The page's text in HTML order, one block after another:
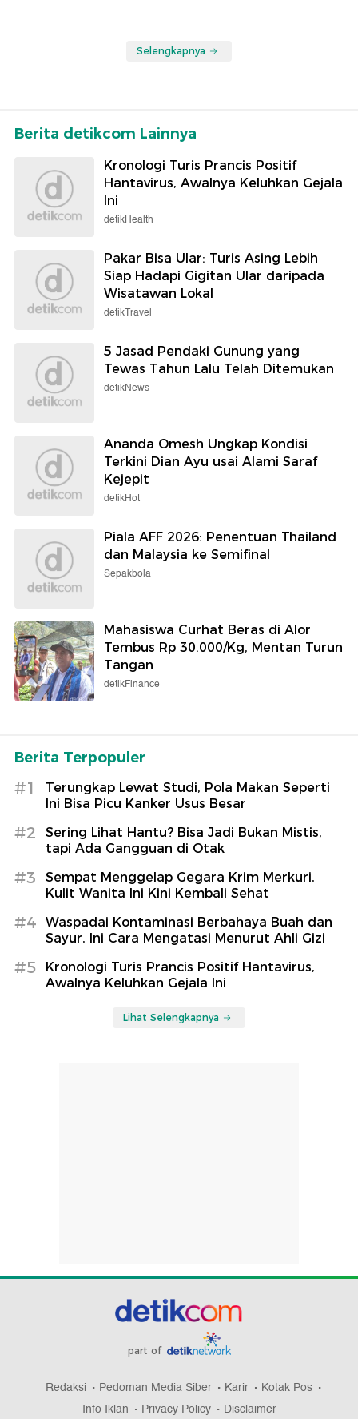
Selengkapnya
Berita detikcom Lainnya
Kronologi Turis Prancis Positif
Hantavirus, Awalnya Keluhkan Gejala
Ini
detikHealth
Pakar Bisa Ular: Turis Asing Lebih
Siap Hadapi Gigitan Ular daripada
Wisatawan Lokal
detikTravel
5 Jasad Pendaki Gunung yang
Tewas Tahun Lalu Telah Ditemukan
detikNews
Ananda Omesh Ungkap Kondisi
Terkini Dian Ayu usai Alami Saraf
Kejepit
detikHot
Piala AFF 2026: Penentuan Thailand
dan Malaysia ke Semifinal
Sepakbola
Mahasiswa Curhat Beras di Alor
Tembus Rp 30.000/Kg, Mentan Turun
Tangan
detikFinance
Berita Terpopuler
#1
Terungkap Lewat Studi, Pola Makan Seperti
Ini Bisa Picu Kanker Usus Besar
#2
Sering Lihat Hantu? Bisa Jadi Bukan Mistis,
tapi Ada Gangguan di Otak
#3
Sempat Menggelap Gegara Krim Merkuri,
Kulit Wanita Ini Kini Kembali Sehat
#4
Waspadai Kontaminasi Berbahaya Buah dan
Sayur, Ini Cara Mengatasi Menurut Ahli Gizi
#5
Kronologi Turis Prancis Positif Hantavirus,
Awalnya Keluhkan Gejala Ini
Lihat Selengkapnya
part of
Redaksi Pedoman Media Siber Karir
Kotak Pos
Info Iklan
Privacy Policy Disclaimer